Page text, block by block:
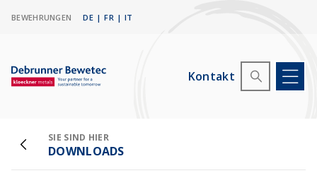
BEWEHRUNGEN IT
|
FR
|
DE
Kontakt
SIE SIND HIER
DOWNLOADS